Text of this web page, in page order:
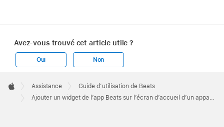
Remarque :les étapes à suivre pour ajouter et
personnaliser des widgets peuvent varier d’une
version d’Android à l’autre. Consultez le
site web Aide Android
Avez-vous trouvé cet article utile ?
Oui Non
Footer

Apple
Assistance
Guide d’utilisation de Beats
Ajouter un widget de l’app Beats sur l’écran d’accueil d’un appareil Android